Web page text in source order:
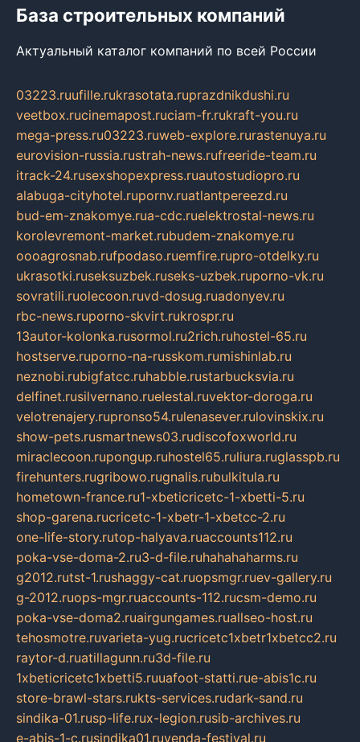
База строительных компаний
Актуальный каталог компаний по всей России
03223.ruufille.rukrasotata.ruprazdnikdushi.ru
veetbox.rucinemapost.ruciam-fr.rukraft-you.ru
mega-press.ru03223.ruweb-explore.rurastenuya.ru
eurovision-russia.rustrah-news.rufreeride-team.ru
itrack-24.rusexshopexpress.ruautostudiopro.ru
alabuga-cityhotel.rupornv.ruatlantpereezd.ru
bud-em-znakomye.rua-cdc.ruelektrostal-news.ru
korolevremont-market.rubudem-znakomye.ru
oooagrosnab.rufpodaso.ruemfire.rupro-otdelky.ru
ukrasotki.ruseksuzbek.ruseks-uzbek.ruporno-vk.ru
sovratili.ruolecoon.ruvd-dosug.ruadonyev.ru
rbc-news.ruporno-skvirt.rukrospr.ru
13autor-kolonka.rusormol.ru2rich.ruhostel-65.ru
hostserve.ruporno-na-russkom.rumishinlab.ru
neznobi.rubigfatcc.ruhabble.rustarbucksvia.ru
delfinet.rusilvernano.ruelestal.ruvektor-doroga.ru
velotrenajery.rupronso54.rulenasever.rulovinskix.ru
show-pets.rusmartnews03.rudiscofoxworld.ru
miraclecoon.rupongup.ruhostel65.ruliura.ruglasspb.ru
firehunters.rugribowo.rugnalis.rubulkitula.ru
hometown-france.ru1-xbeticricetc-1-xbetti-5.ru
shop-garena.rucricetc-1-xbetr-1-xbetcc-2.ru
one-life-story.rutop-halyava.ruaccounts112.ru
poka-vse-doma-2.ru3-d-file.ruhahahaharms.ru
g2012.rutst-1.rushaggy-cat.ruopsmgr.ruev-gallery.ru
g-2012.ruops-mgr.ruaccounts-112.rucsm-demo.ru
poka-vse-doma2.ruairgungames.ruallseo-host.ru
tehosmotre.ruvarieta-yug.rucricetc1xbetr1xbetcc2.ru
raytor-d.ruatillagunn.ru3d-file.ru
1xbeticricetc1xbetti5.ruuafoot-statti.rue-abis1c.ru
store-brawl-stars.rukts-services.rudark-sand.ru
sindika-01.rusp-life.rux-legion.rusib-archives.ru
e-abis-1-c.rusindika01.ruvenda-festival.ru